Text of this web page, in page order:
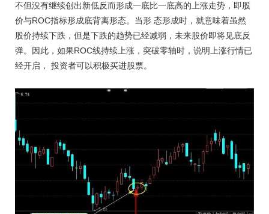
不但没有继续创出新低反而形成一底比一底高的上涨走势，即股
价与ROC指标形成底背离形态。当形 态形成时，就意味着虽然
股价持续下跌，但是下跌的趋势已经减弱，未来股价即将见底反
弹。因此，如果ROC线持续上涨，突破零轴时，说明上涨行情已
经开启， 投资者可以积极买进股票。